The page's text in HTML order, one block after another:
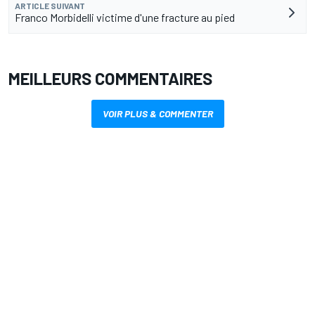
ARTICLE SUIVANT
Franco Morbidelli victime d'une fracture au pied
MEILLEURS COMMENTAIRES
VOIR PLUS & COMMENTER